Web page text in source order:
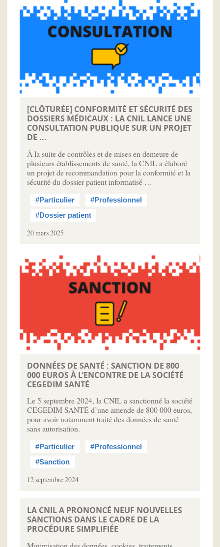
[CLÔTURÉE] CONFORMITÉ ET SÉCURITÉ DES
DOSSIERS MÉDICAUX : LA CNIL LANCE UNE
CONSULTATION PUBLIQUE SUR UN PROJET
DE ...
À la suite de contrôles et de mises en demeure de
plusieurs établissements de santé, la CNIL a élaboré
un projet de recommandation pour la conformité et la
sécurité du dossier patient informatisé …
#Particulier
#Professionnel
#Dossier patient
20 mars 2025
DONNÉES DE SANTÉ : SANCTION DE 800
000 EUROS À L’ENCONTRE DE LA SOCIÉTÉ
CEGEDIM SANTÉ
Le 5 septembre 2024, la CNIL a sanctionné la société
CEGEDIM SANTÉ d’une amende de 800 000 euros,
pour avoir notamment traité des données de santé
sans autorisation.
#Particulier
#Professionnel
#Sanction
12 septembre 2024
LA CNIL A PRONONCÉ NEUF NOUVELLES
SANCTIONS DANS LE CADRE DE LA
PROCÉDURE SIMPLIFIÉE